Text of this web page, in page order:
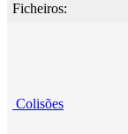
Ficheiros:
Colisões